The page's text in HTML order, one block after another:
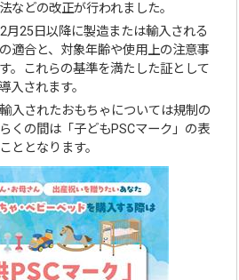
などの改正が行われました。
25日以降に製造または輸入される
適合と、対象年齢や使用上の注意事
。これらの基準を満たした証として
入されます。
入されたおもちゃについては規制の
くの間は「子どもPSCマーク」の表
ととなります。